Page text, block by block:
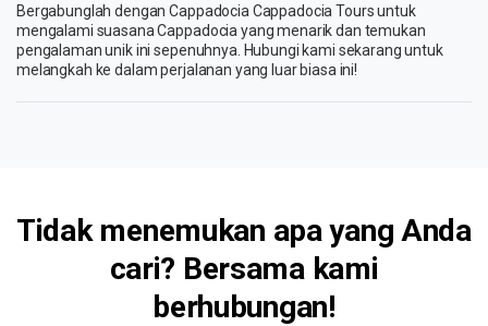
Bergabunglah dengan Cappadocia Cappadocia Tours untuk
mengalami suasana Cappadocia yang menarik dan temukan
pengalaman unik ini sepenuhnya. Hubungi kami sekarang untuk
melangkah ke dalam perjalanan yang luar biasa ini!
Tidak menemukan apa yang Anda
cari? Bersama kami
berhubungan!